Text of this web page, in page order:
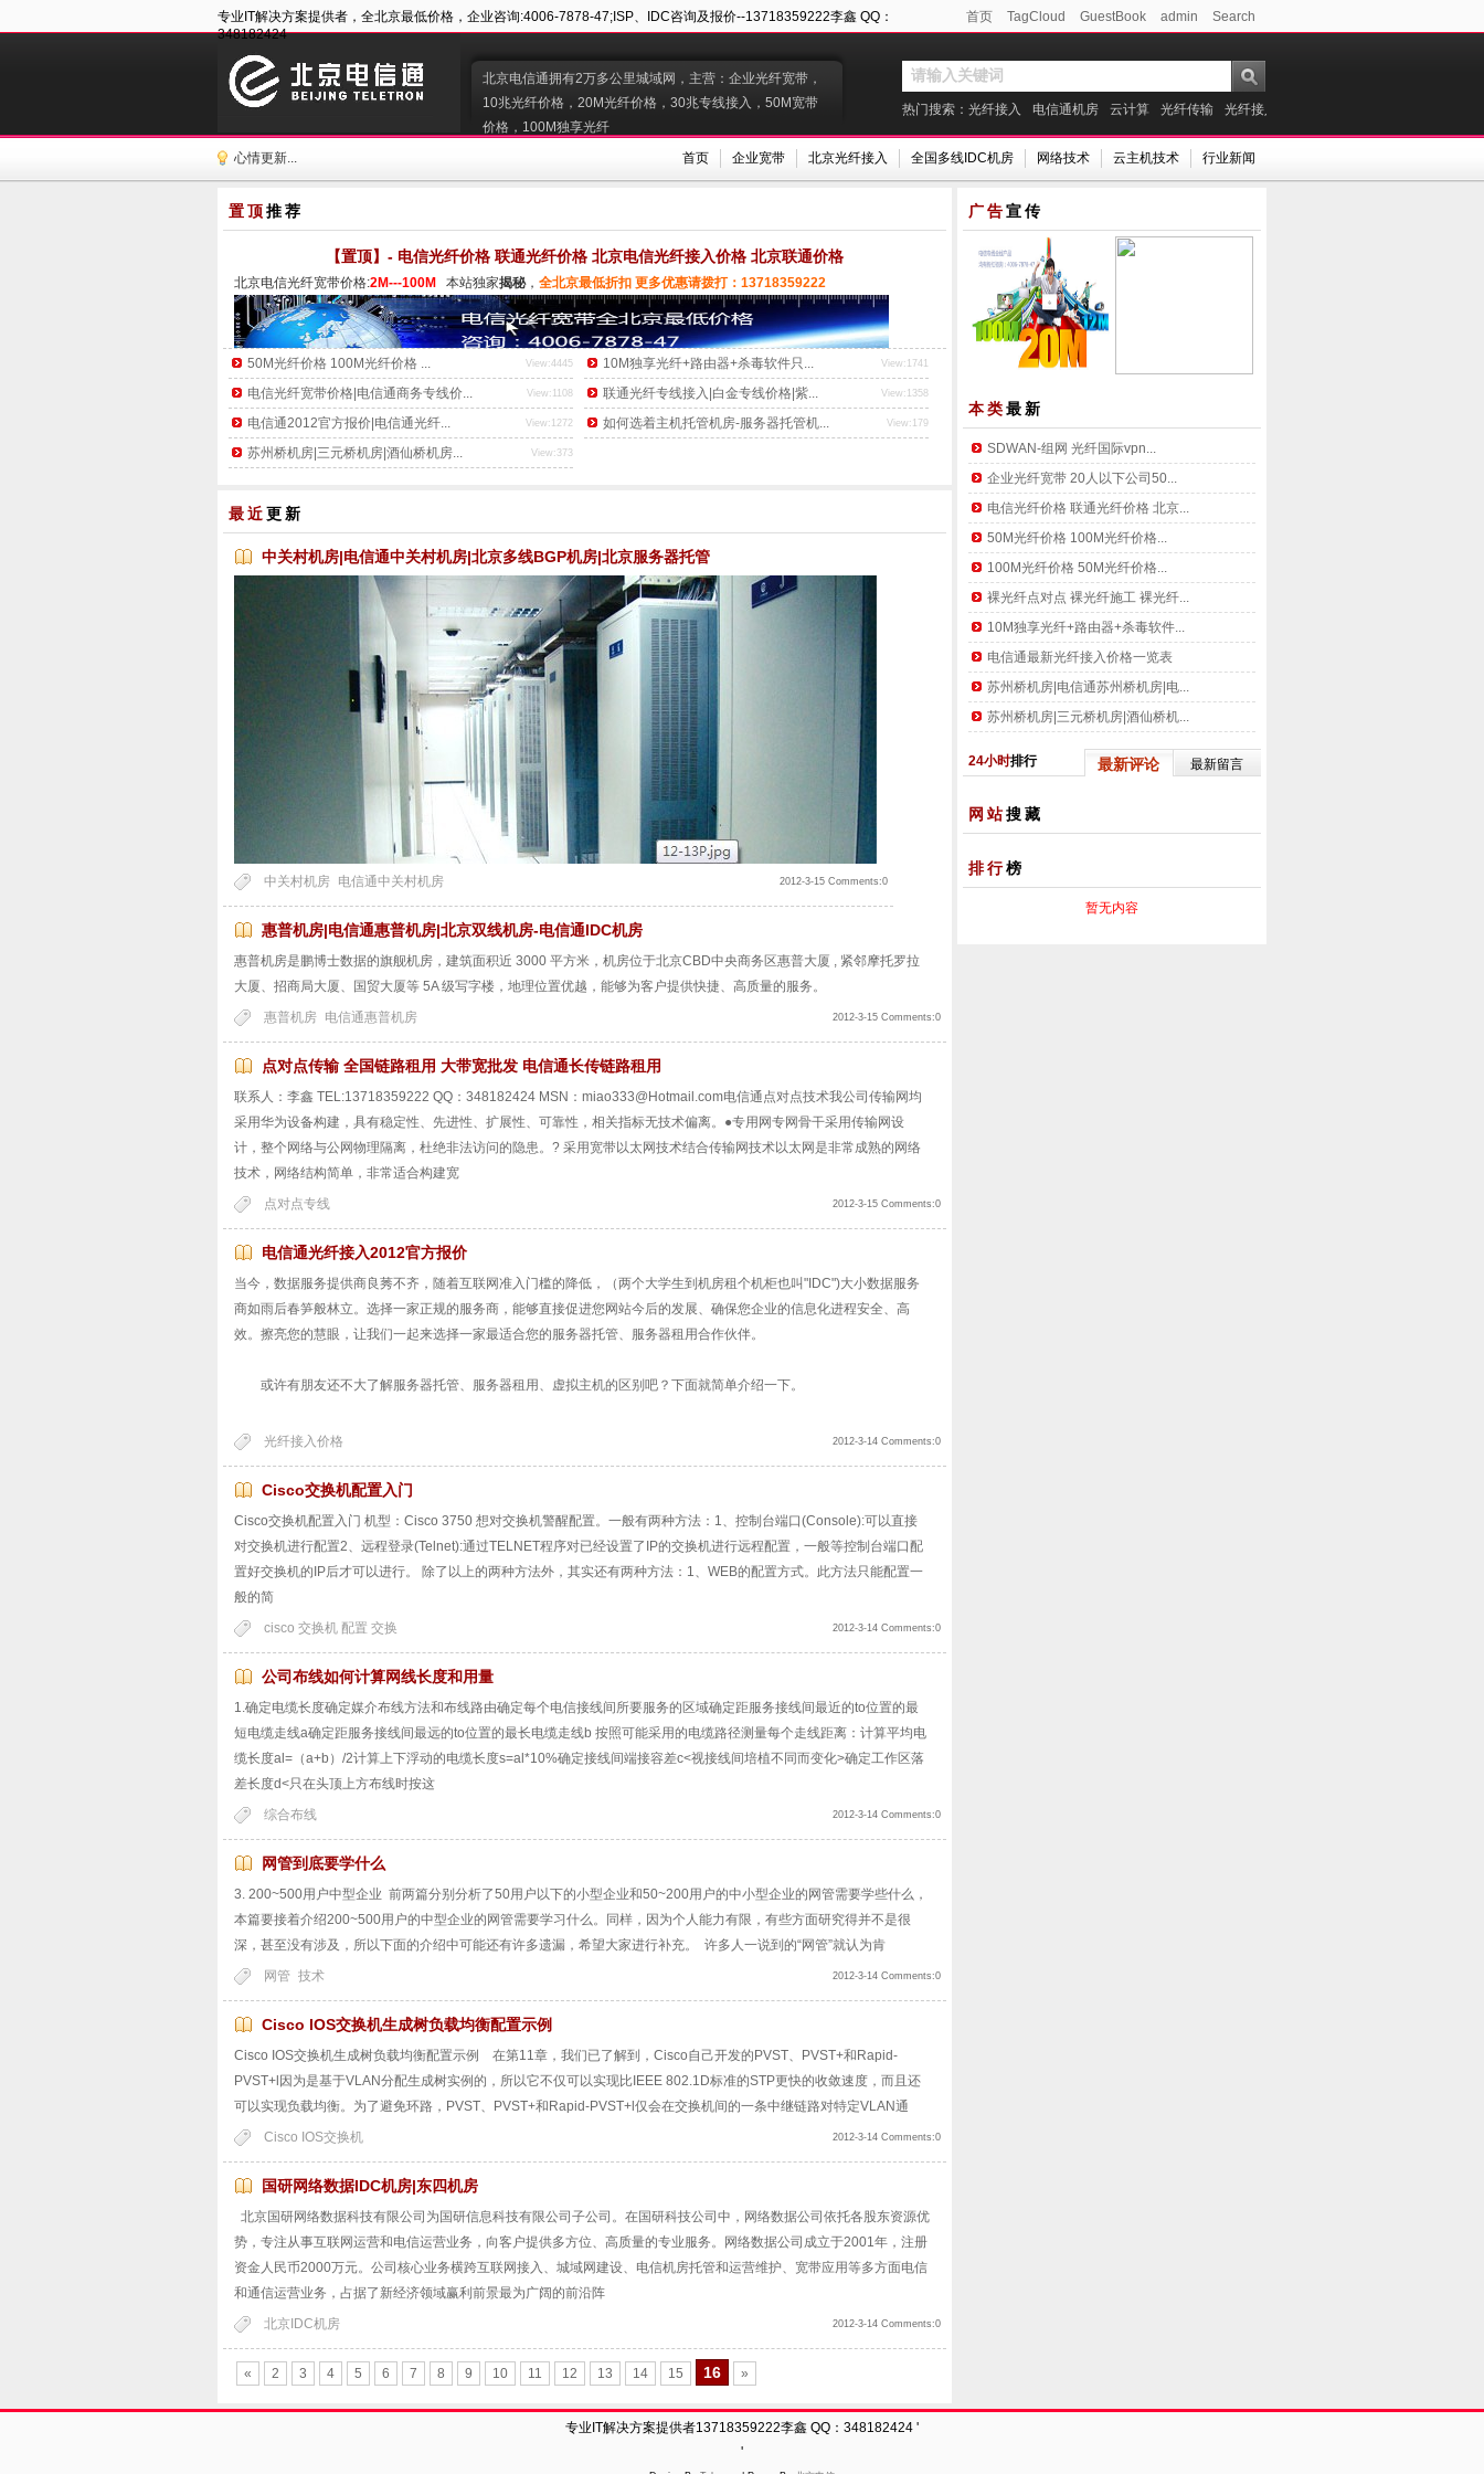
首页 TagCloud GuestBook admin Search
专业IT解决方案提供者，全北京最低价格，企业咨询:4006-7878-47;ISP、IDC咨询及报价--13718359222李鑫 QQ：
348182424
北京电信通拥有2万多公里城域网，主营：企业光纤宽带，
10兆光纤价格，20M光纤价格，30兆专线接入，50M宽带
价格，100M独享光纤
热门搜索： 光纤接入 电信通机房 云计算 光纤传输 光纤接入价格
心情更新... 首页 企业宽带 北京光纤接入 全国多线IDC机房 网络技术 云主机技术 行业新闻
置顶推荐
【置顶】- 电信光纤价格 联通光纤价格 北京电信光纤接入价格 北京联通价格
北京电信光纤宽带价格:2M---100M 本站独家揭秘， 全北京最低折扣 更多优惠请拨打：13718359222
View:4445
50M光纤价格 100M光纤价格 ... View:1741
10M独享光纤+路由器+杀毒软件只...
View:1108
电信光纤宽带价格|电信通商务专线价... View:1358
联通光纤专线接入|白金专线价格|紫...
View:1272
电信通2012官方报价|电信通光纤... View:179
如何选着主机托管机房-服务器托管机...
View:373
苏州桥机房|三元桥机房|酒仙桥机房...
最近更新
中关村机房|电信通中关村机房|北京多线BGP机房|北京服务器托管
2012-3-15 Comments:0
中关村机房 电信通中关村机房
惠普机房|电信通惠普机房|北京双线机房-电信通IDC机房
惠普机房是鹏博士数据的旗舰机房，建筑面积近 3000 平方米，机房位于北京CBD中央商务区惠普大厦 , 紧邻摩托罗拉
大厦、招商局大厦、国贸大厦等 5A级写字楼，地理位置优越，能够为客户提供快捷、高质量的服务。
2012-3-15 Comments:0
惠普机房 电信通惠普机房
点对点传输 全国链路租用 大带宽批发 电信通长传链路租用
联系人：李鑫 TEL:13718359222 QQ：348182424 MSN： miao333@Hotmail.com电信通点对点技术我公司传输网均
采用华为设备构建，具有稳定性、先进性、扩展性、可靠性，相关指标无技术偏离。●专用网专网骨干采用传输网设
计，整个网络与公网物理隔离，杜绝非法访问的隐患。? 采用宽带以太网技术结合传输网技术以太网是非常成熟的网络
技术，网络结构简单，非常适合构建宽
2012-3-15 Comments:0
点对点专线
电信通光纤接入2012官方报价
当今，数据服务提供商良莠不齐，随着互联网准入门槛的降低，（两个大学生到机房租个机柜也叫"IDC")大小数据服务
商如雨后春笋般林立。选择一家正规的服务商，能够直接促进您网站今后的发展、确保您企业的信息化进程安全、高
效。擦亮您的慧眼，让我们一起来选择一家最适合您的服务器托管、服务器租用合作伙伴。
或许有朋友还不大了解服务器托管、服务器租用、虚拟主机的区别吧？下面就简单介绍一下。
2012-3-14 Comments:0
光纤接入价格
Cisco交换机配置入门
Cisco交换机配置入门 机型：Cisco 3750 想对交换机警醒配置。一般有两种方法：1、控制台端口(Console):可以直接
对交换机进行配置2、远程登录(Telnet):通过TELNET程序对已经设置了IP的交换机进行远程配置，一般等控制台端口配
置好交换机的IP后才可以进行。 除了以上的两种方法外，其实还有两种方法：1、WEB的配置方式。此方法只能配置一
般的简
2012-3-14 Comments:0
cisco 交换机 配置 交换
公司布线如何计算网线长度和用量
1.确定电缆长度确定媒介布线方法和布线路由确定每个电信接线间所要服务的区域确定距服务接线间最近的to位置的最
短电缆走线a确定距服务接线间最远的to位置的最长电缆走线b 按照可能采用的电缆路径测量每个走线距离：计算平均电
缆长度al=（a+b）/2计算上下浮动的电缆长度s=al*10%确定接线间端接容差c<视接线间培植不同而变化>确定工作区落
差长度d<只在头顶上方布线时按这
2012-3-14 Comments:0
综合布线
网管到底要学什么
3. 200~500用户中型企业 前两篇分别分析了50用户以下的小型企业和50~200用户的中小型企业的网管需要学些什么，
本篇要接着介绍200~500用户的中型企业的网管需要学习什么。同样，因为个人能力有限，有些方面研究得并不是很
深，甚至没有涉及，所以下面的介绍中可能还有许多遗漏，希望大家进行补充。 许多人一说到的“网管”就认为肯
2012-3-14 Comments:0
网管 技术
Cisco IOS交换机生成树负载均衡配置示例
Cisco IOS交换机生成树负载均衡配置示例 在第11章，我们已了解到，Cisco自己开发的PVST、PVST+和Rapid-
PVST+l因为是基于VLAN分配生成树实例的，所以它不仅可以实现比IEEE 802.1D标准的STP更快的收敛速度，而且还
可以实现负载均衡。为了避免环路，PVST、PVST+和Rapid-PVST+l仅会在交换机间的一条中继链路对特定VLAN通
2012-3-14 Comments:0
Cisco IOS交换机
国研网络数据IDC机房|东四机房
北京国研网络数据科技有限公司为国研信息科技有限公司子公司。在国研科技公司中，网络数据公司依托各股东资源优
势，专注从事互联网运营和电信运营业务，向客户提供多方位、高质量的专业服务。网络数据公司成立于2001年，注册
资金人民币2000万元。公司核心业务横跨互联网接入、城域网建设、电信机房托管和运营维护、宽带应用等多方面电信
和通信运营业务，占据了新经济领域赢利前景最为广阔的前沿阵
2012-3-14 Comments:0
北京IDC机房
« 2 3 4 5 6 7 8 9 10 11 12 13 14 15 16 »
广告宣传
本类最新
SDWAN-组网 光纤国际vpn...
企业光纤宽带 20人以下公司50...
电信光纤价格 联通光纤价格 北京...
50M光纤价格 100M光纤价格...
100M光纤价格 50M光纤价格...
裸光纤点对点 裸光纤施工 裸光纤...
10M独享光纤+路由器+杀毒软件...
电信通最新光纤接入价格一览表
苏州桥机房|电信通苏州桥机房|电...
苏州桥机房|三元桥机房|酒仙桥机...
24小时排行 最新评论 最新留言
网站搜藏
排行榜
暂无内容
专业IT解决方案提供者13718359222李鑫 QQ：348182424 '
'